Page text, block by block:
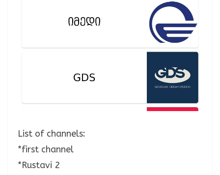
List of channels:
*first channel
*Rustavi 2